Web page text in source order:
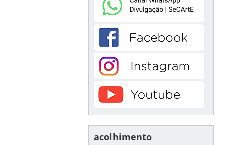
acolhimento